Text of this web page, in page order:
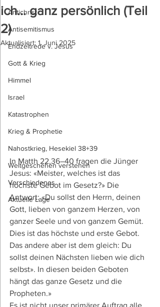
Antichrist
Antisemitismus
Endzeitrede v. Jesus
Gott & Krieg
Himmel
Israel
Katastrophen
Krieg & Prophetie
Nahostkrieg, Hesekiel 38+39
Weltgeschehen verstehen
Verschiedenes
Aktuelle Lage
ich… ganz persönlich (Teil
2)
Aktualisiert: 1. Juni 2025
In Matth 22,36–40 fragen die Jünger
Jesus: «Meister, welches ist das
höchste Gebot im Gesetz?» Die
Antwort: «Du sollst den Herrn, deinen
Gott, lieben von ganzem Herzen, von
ganzer Seele und von ganzem Gemüt.
Dies ist das höchste und erste Gebot.
Das andere aber ist dem gleich: Du
sollst deinen Nächsten lieben wie dich
selbst». In diesen beiden Geboten
hängt das ganze Gesetz und die
Propheten.»
Es ist nicht unser primärer Auftrag alle